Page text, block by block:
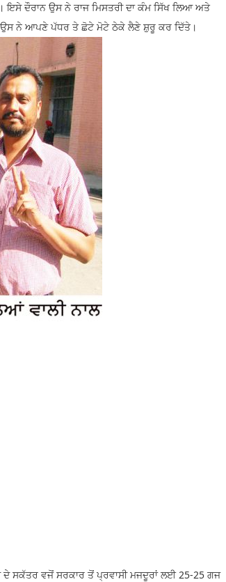
ਇਸੇ ਦੌਰਾਨ ਉਸ ਨੇ ਰਾਜ ਮਿਸਤਰੀ ਦਾ ਕੰਮ ਸਿੱਖ ਲਿਆ ਅਤੇ
ਉਸ ਨੇ ਆਪਣੇ ਪੱਧਰ ਤੇ ਛੋਟੇ ਮੋਟੇ ਠੇਕੇ ਲੈਣੇ ਸ਼ੁਰੂ ਕਰ ਦਿੱਤੇ।
ਸਕੱਤਰ ਵਜੋਂ ਸਰਕਾਰ ਤੋਂ ਪ੍ਰਵਾਸੀ ਮਜਦੂਰਾਂ ਲਈ 25-25 ਗਜ